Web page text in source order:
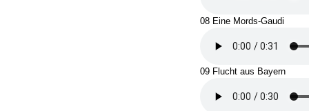
08 Eine Mords-Gaudi
09 Flucht aus Bayern